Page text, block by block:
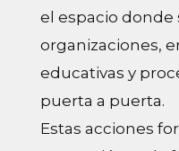
el espacio donde
organizaciones,
educativas y
puerta a puerta.
Estas acciones